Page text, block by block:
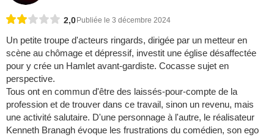
2,0 Publiée le 3 décembre 2024
Un petite troupe d'acteurs ringards, dirigée par un metteur en
scène au chômage et dépressif, investit une église désaffectée
pour y crée un Hamlet avant-gardiste. Cocasse sujet en
perspective.
Tous ont en commun d'être des laissés-pour-compte de la
profession et de trouver dans ce travail, sinon un revenu, mais
une activité salutaire. D'une personnage à l'autre, le réalisateur
Kenneth Branagh évoque les frustrations du comédien, son ego